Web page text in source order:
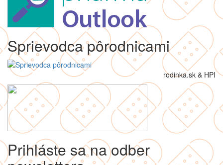
Sprievodca pôrodnicami
rodinka.sk & HPI
Prihláste sa na odber